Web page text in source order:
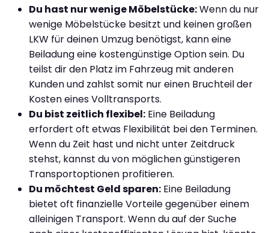
Du hast nur wenige Möbelstücke:Wenn du nur
wenige Möbelstücke besitzt und keinen großen
LKW für deinen Umzug benötigst, kann eine
Beiladung eine kostengünstige Option sein. Du
teilst dir den Platz im Fahrzeug mit anderen
Kunden und zahlst somit nur einen Bruchteil der
Kosten eines Volltransports.
Du bist zeitlich flexibel: Eine Beiladung
erfordert oft etwas Flexibilität bei den Terminen.
Wenn du Zeit hast und nicht unter Zeitdruck
stehst, kannst du von möglichen günstigeren
Transportoptionen profitieren.
Du möchtest Geld sparen: Eine Beiladung
bietet oft finanzielle Vorteile gegenüber einem
alleinigen Transport. Wenn du auf der Suche